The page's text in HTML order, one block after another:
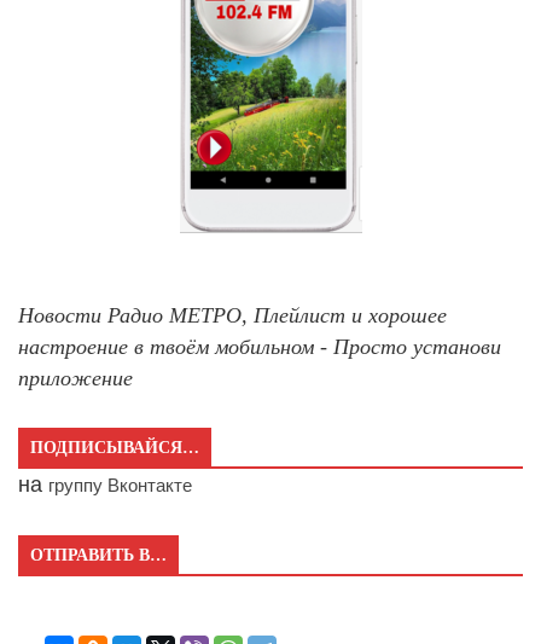
Новости Радио МЕТРО, Плейлист и хорошее
настроение в твоём мобильном - Просто установи
приложение
ПОДПИСЫВАЙСЯ…
на группу Вконтакте
ОТПРАВИТЬ В…